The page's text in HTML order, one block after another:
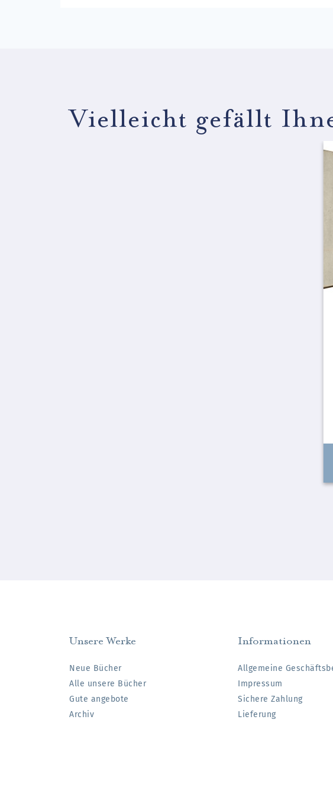
Vielleicht gefällt
Unsere Werke
Neue Bücher
Alle unsere Bücher
Gute angebote
Archiv
Informationen
Allgemeine
Impressum
Sichere Zahlung
Lieferung